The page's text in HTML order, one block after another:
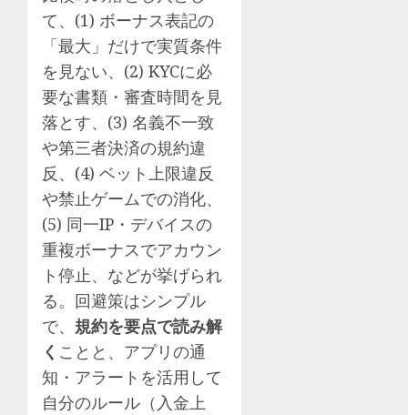
て、(1) ボーナス表記の
「最大」だけで実質条件
を見ない、(2) KYCに必
要な書類・審査時間を見
落とす、(3) 名義不一致
や第三者決済の規約違
反、(4) ベット上限違反
や禁止ゲームでの消化、
(5) 同一IP・デバイスの
重複ボーナスでアカウン
ト停止、などが挙げられ
る。回避策はシンプル
で、 規約を要点で読み解
く ことと、アプリの通
知・アラートを活用して
自分のルール（入金上